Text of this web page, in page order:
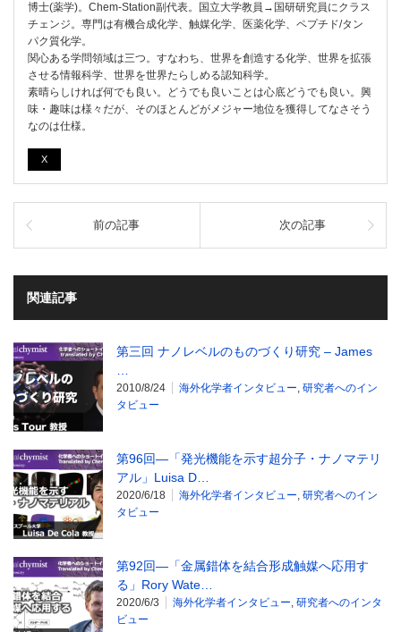
博士(薬学)。Chem-Station副代表。国立大学教員→国研研究員にクラス
チェンジ。専門は有機合成化学、触媒化学、医薬化学、ペプチド/タン
パク質化学。
関心ある学問領域は三つ。すなわち、世界を創造する化学、世界を拡張
させる情報科学、世界を世界たらしめる認知科学。
素晴らしければ何でも良い。どうでも良いことは心底どうでも良い。興
味・趣味は様々だが、そのほとんどがメジャー地位を獲得してなさそう
なのは仕様。
X
前の記事 次の記事
関連記事
第三回 ナノレベルのものづくり研究 – James
2010/8/24 海外化学者インタビュー, 研究者へのイン
タビュー
第96回―「発光機能を示す超分子・ナノマテリ
アル」Luisa D…
2020/6/18 海外化学者インタビュー, 研究者へのイン
タビュー
第92回―「金属錯体を結合形成触媒へ応用す
る」Rory Wate…
2020/6/3 海外化学者インタビュー, 研究者へのインタ
ビュー